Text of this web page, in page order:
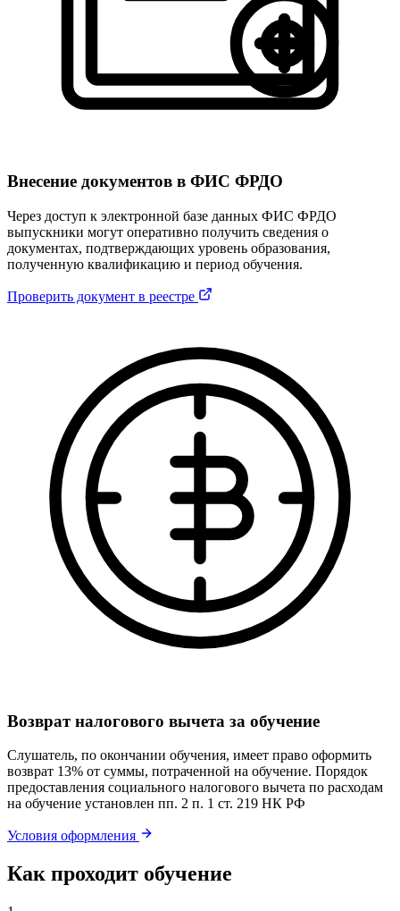
Внесение документов в ФИС ФРДО
Через доступ к электронной базе данных ФИС ФРДО
выпускники могут оперативно получить сведения о
документах, подтверждающих уровень образования,
полученную квалификацию и период обучения.
Проверить документ в реестре
Возврат налогового вычета за обучение
Слушатель, по окончании обучения, имеет право оформить
возврат 13% от суммы, потраченной на обучение. Порядок
предоставления социального налогового вычета по расходам
на обучение установлен пп. 2 п. 1 ст. 219 НК РФ
Условия оформления
Как проходит обучение